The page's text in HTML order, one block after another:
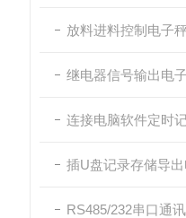
放料进料控制电子
继电器信号输出电
连接电脑软件定时
插U盘记录存储导
RS485/232串口通